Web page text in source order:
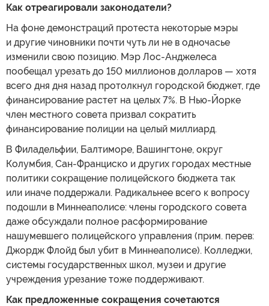
Как отреагировали законодатели?
На фоне демонстраций протеста некоторые мэры
и другие чиновники почти чуть ли не в одночасье
изменили свою позицию. Мэр Лос-Анджелеса
пообещал урезать до 150 миллионов долларов — хотя
всего дня дня назад протолкнул городской бюджет, где
финансирование растет на целых 7%. В Нью-Йорке
член местного совета призвал сократить
финансирование полиции на целый миллиард.
В Филадельфии, Балтиморе, Вашингтоне, округ
Колумбия, Сан-Франциско и других городах местные
политики сокращение полицейского бюджета так
или иначе поддержали. Радикальнее всего к вопросу
подошли в Миннеаполисе: члены городского совета
даже обсуждали полное расформирование
нашумевшего полицейского управления (прим. перев:
Джордж Флойд был убит в Миннеаполисе). Колледжи,
системы государственных школ, музеи и другие
учреждения урезание тоже поддерживают.
Как предложенные сокращения сочетаются